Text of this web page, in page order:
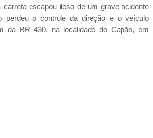
carreta escapou ileso de um grave acidente
perdeu o controle da direção e o veículo
da BR 430, na localidade do Capão, em